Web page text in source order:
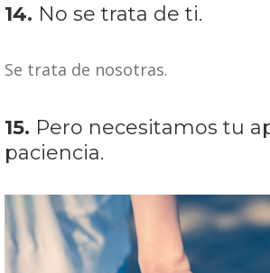
14. No se trata de ti.
Se trata de nosotras.
15. Pero necesitamos tu
paciencia.